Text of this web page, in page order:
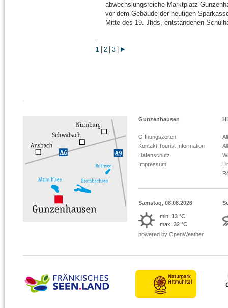
abwechslungsreiche Marktplatz
vor dem Gebäude der heutigen
Mitte des 19. Jhds. entstandenen
1 2 3
Gunzenhausen
Öffnungszeiten
Kontakt Tourist Information
Datenschutz
Impressum
Samstag, 08.08.2026
min. 13 °C
max. 32 °C
powered by OpenWeather